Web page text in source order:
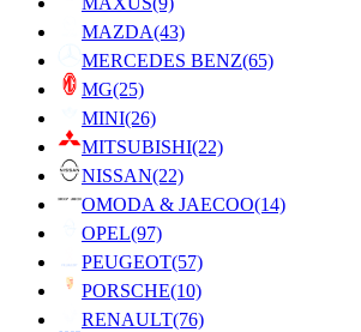
MAZDA(43)
MERCEDES BENZ(65)
MG(25)
MINI(26)
MITSUBISHI(22)
NISSAN(22)
OMODA & JAECOO(14)
OPEL(97)
PEUGEOT(57)
PORSCHE(10)
RENAULT(76)